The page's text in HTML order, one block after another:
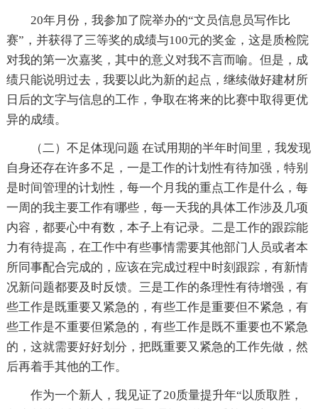
20年月份，我参加了院举办的“文员信息员写作比
赛”，并获得了三等奖的成绩与100元的奖金，这是质检院
对我的第一次嘉奖，其中的意义对我不言而喻。但是，成
绩只能说明过去，我要以此为新的起点，继续做好建材所
日后的文字与信息的工作，争取在将来的比赛中取得更优
异的成绩。
（二）不足体现问题 在试用期的半年时间里，我发现
自身还存在许多不足，一是工作的计划性有待加强，特别
是时间管理的计划性，每一个月我的重点工作是什么，每
一周的我主要工作有哪些，每一天我的具体工作涉及几项
内容，都要心中有数，本子上有记录。二是工作的跟踪能
力有待提高，在工作中有些事情需要其他部门人员或者本
所同事配合完成的，应该在完成过程中时刻跟踪，有新情
况新问题都要及时反馈。三是工作的条理性有待增强，有
些工作是既重要又紧急的，有些工作是重要但不紧急，有
些工作是不重要但紧急的，有些工作是既不重要也不紧急
的，这就需要好好划分，把既重要又紧急的工作先做，然
后再着手其他的工作。
作为一个新人，我见证了20质量提升年“以质取胜，